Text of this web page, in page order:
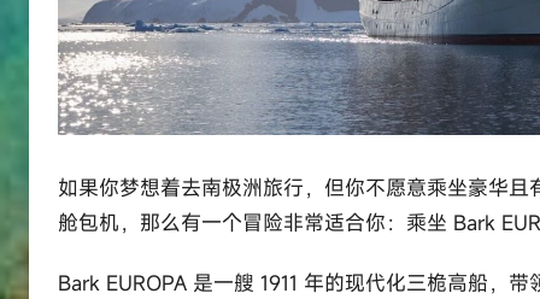
如果你梦想着去南极洲旅行，但你不愿意乘坐豪华
舱包机，那么有一个冒险非常适合你：乘坐 Bark
Bark EUROPA 是一艘 1911 年的现代化三桅高船，